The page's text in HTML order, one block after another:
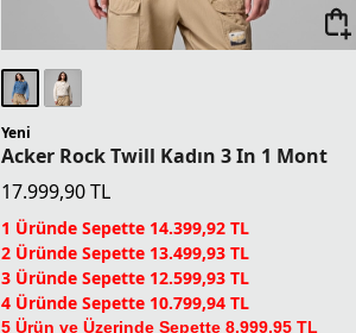
Yeni
Acker Rock Twill Kadın 3 In 1 Mont
17.999,90TL
1 Üründe Sepette 14.399,92 TL
2 Üründe Sepette 13.499,93 TL
3 Üründe Sepette 12.599,93 TL
4 Üründe Sepette 10.799,94 TL
5 Ürün ve Üzerinde Sepette 8.999,95 TL